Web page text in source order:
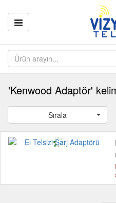
'Kenwood Adaptör'
Sırala